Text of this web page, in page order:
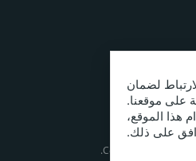
Copyright © 2026
لضمان
على موقعنا.
هذا الموقع،
على ذلك.